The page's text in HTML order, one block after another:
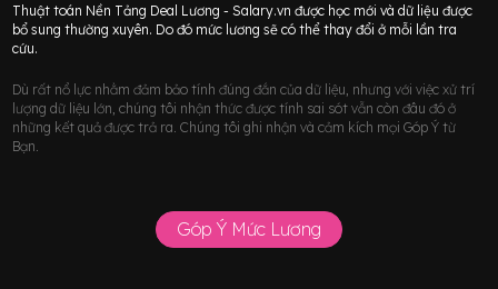
Thuật toán Nền Tảng Deal Lương - Salary.vn được học mới và dữ liệu được
bổ sung thường xuyên. Do đó mức lương sẽ có thể thay đổi ở mỗi lần tra
cứu.
Dù rất nổ lực nhằm đảm bảo tính đúng đắn của dữ liệu, nhưng với việc xử trí
lượng dữ liệu lớn, chúng tôi nhận thức được tính sai sót vẫn còn đâu đó ở
những kết quả được trả ra. Chúng tôi ghi nhận và cảm kích mọi Góp Ý từ
Bạn.
Góp Ý Mức Lương